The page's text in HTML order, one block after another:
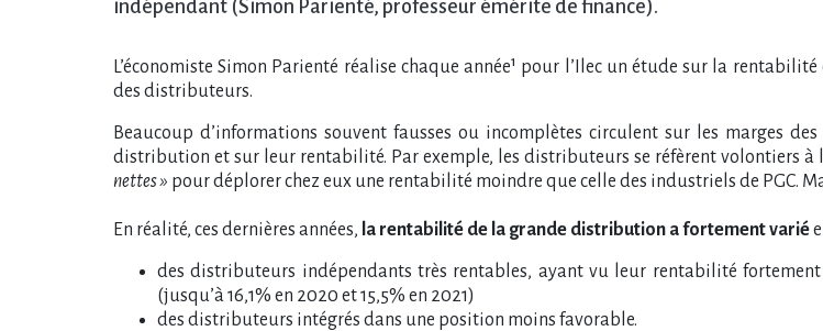
indépendant (Simon Parienté, professeur émérite de finance).
L’économiste Simon Parienté réalise chaque année¹ pour l’Ilec un étude sur la
des distributeurs.
Beaucoup d​‌’informations souvent fausses ou incomplètes circulent sur les marges
distribution et sur leur rentabilité. Par exemple, les distributeurs se réfèrent volontiers à
nettes » pour déplorer chez eux une rentabilité moindre que celle des industriels de PGC.
En réalité, ces dernières années, la rentabilité de la grande distribution a fortement varié
des distributeurs indépendants très rentables, ayant vu leur rentabilité
(jusqu​‌’à 16,1% en 2020 et 15,5% en 2021)
des distributeurs intégrés dans une position moins favorable.